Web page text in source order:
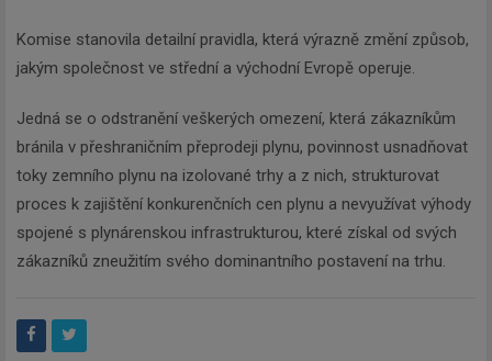
Komise stanovila detailní pravidla, která výrazně změní způsob,
jakým společnost ve střední a východní Evropě operuje.
Jedná se o odstranění veškerých omezení, která zákazníkům
bránila v přeshraničním přeprodeji plynu, povinnost usnadňovat
toky zemního plynu na izolované trhy a z nich, strukturovat
proces k zajištění konkurenčních cen plynu a nevyužívat výhody
spojené s plynárenskou infrastrukturou, které získal od svých
zákazníků zneužitím svého dominantního postavení na trhu.